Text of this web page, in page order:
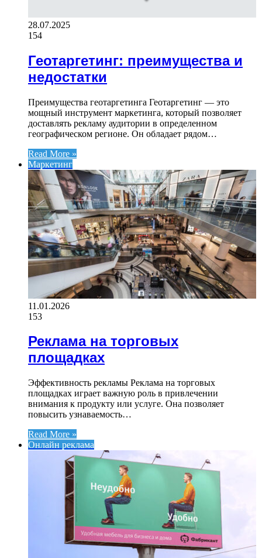
28.07.2025
154
Геотаргетинг: преимущества и
недостатки
Преимущества геотаргетинга Геотаргетинг — это
мощный инструмент маркетинга, который позволяет
доставлять рекламу аудитории в определенном
географическом регионе. Он обладает рядом…
Read More »
Маркетинг
11.01.2026
153
Реклама на торговых
площадках
Эффективность рекламы Реклама на торговых
площадках играет важную роль в привлечении
внимания к продукту или услуге. Она позволяет
повысить узнаваемость…
Read More »
Онлайн реклама